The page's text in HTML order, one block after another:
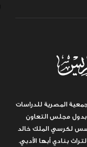
المصرية للدراسات
بدول مجلس التعاون
لكرسي الملك خالد
بنادي أبها الأدبي.